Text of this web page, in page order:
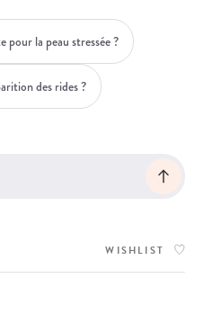
la peau stressée ?
des rides ?
WISHLIST